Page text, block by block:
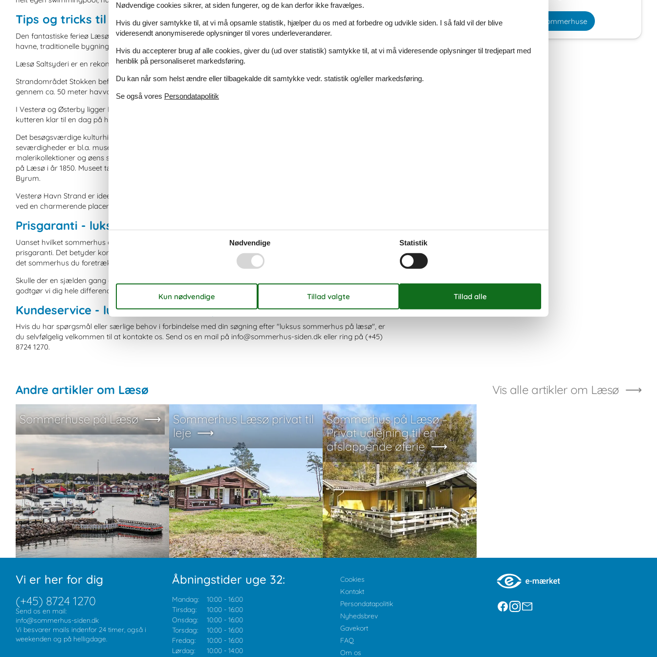
Tips og tricks til ferieoplevelser
Den fantastiske ferieø Læsø ligger i det nordlige Kattegat, og har et vidunderligt naturlandskab, charmerende
havne, traditionelle bygninger og hvide sandstrande.
Læsø Saltsyderi er en rekonstrueret landsby, hvor man kan opleve, hvordan Læsøs berømte salt udvindes.
Strandområdet Stokken befinder sig i den sydvestlige del af ferieøen. I kan kun nå strandområdet, hvis I går
gennem ca. 50 meter havvand. Dette strandområde er meget populært blandt kite- og windsurfere.
I Vesterø og Østerby ligger Læsøs to havne. Det er en helt speciel oplevelse at se fiskerne, der gør udstyret og
kutteren klar til en dag på havet.
Det besøgsværdige kulturhistoriske Læsø Museum forener forskellige af ferieøens seværdigheder. Blandt disse
seværdigheder er bl.a. museumsgården På Lynget, det bemærkelsesværdige friluftsmuseum,
malerikollektioner og øens sidste vindmølle. Museet huser også det traditionelle Hedvigs Hus, der forklarer livet
på Læsø i år 1850. Museet tæller også hummerhytten nær Horneks Odde, en fiskekutter samt museumshuset i
Byrum.
Vesterø Havn Strand er ideel til børnefamilier, da vandet er lavt og der findes toiletter. Stranden er kendetegnet
ved en charmerende placering gennem de høje klitter.
Prisgaranti - luksus sommerhus på læsø
Uanset hvilket sommerhus du beslutter dig for at leje, er du selvfølgelig dækket af Sommerhus-siden.dk's
prisgaranti. Det betyder kort og godt, at vi står inde for, at der ikke er nogen af vores konkurrenter, som udlejer
det sommerhus du foretrækker, til en pris, der er lavere end den, du finder hos os.
Skulle der en sjælden gang opstå en smutter i vores kontrol af priserne hos de andre udlejningsbureauer,
godtgør vi dig hele differencen i prisen. Beløbet bliver helt enkelt overført til din konto.
Kundeservice - luksus sommerhus på læsø
Hvis du har spørgsmål eller særlige behov i forbindelse med din søgning efter "luksus sommerhus på læsø", er
du selvfølgelig velkommen til at kontakte os. Send os en mail på info@sommerhus-siden.dk eller ring på (+45)
8724 1270.
Vælg mellem 3 sommerhuse
Andre artikler om Læsø
Sommerhuse på Læsø
Sommerhus Læsø privat til
leje
Sommerhus på Læsø –
Privat udlejning til en
afslappende øferie
Vis alle artikler om Læsø
Vi er her for dig
(+45) 8724 1270
Send os en mail:
info@sommerhus-siden.dk
Vi besvarer mails indenfor 24 timer, også i
weekenden og på helligdage.
Åbningstider uge 32:
Mandag: 10:00 - 16:00
Tirsdag:
10:00 - 16:00
Onsdag:
10:00 - 16:00
Torsdag:
10:00 - 16:00
Fredag:
10:00 - 16:00
Lørdag:
10:00 - 14:00
Cookies
Kontakt
Persondatapolitik
Nyhedsbrev
Gavekort
FAQ
Om os
Nødvendige cookies sikrer, at siden fungerer, og de kan derfor ikke fravælges.
Hvis du giver samtykke til, at vi må opsamle statistik, hjælper du os med at forbedre og udvikle siden. I så fald vil der blive
videresendt anonymiserede oplysninger til vores underleverandører.
Hvis du accepterer brug af alle cookies, giver du (ud over statistik) samtykke til, at vi må videresende oplysninger til tredjepart med
henblik på personaliseret markedsføring.
Du kan når som helst ændre eller tilbagekalde dit samtykke vedr. statistik og/eller markedsføring.
Se også vores Persondatapolitik
Nødvendige Statistik